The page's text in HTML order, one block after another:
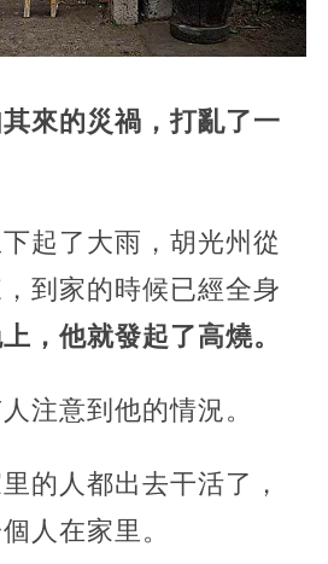
來的災禍，打亂了一
起了大雨，胡光州從
到家的時候已經全身
，他就發起了高燒。
注意到他的情況。
的人都出去干活了，
人在家里。